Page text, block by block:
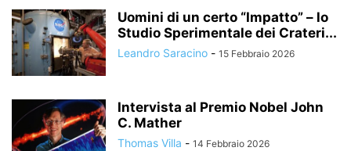
Uomini di un certo “Impatto” – lo
Studio Sperimentale dei Crateri...
Leandro Saracino - 15 Febbraio 2026
Intervista al Premio Nobel John
C. Mather
Thomas Villa - 14 Febbraio 2026